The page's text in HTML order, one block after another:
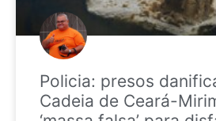
Policia: presos
Cadeia de Ceará-